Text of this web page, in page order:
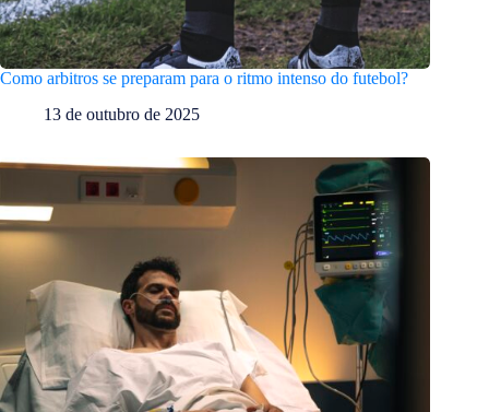
Como arbitros se preparam para o ritmo intenso do futebol?
13 de outubro de 2025